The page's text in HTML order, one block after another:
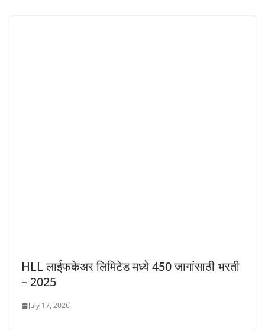
HLL लाईफकेअर लिमिटेड मध्ये 450 जागांसाठी भरती
– 2025
July 17, 2026